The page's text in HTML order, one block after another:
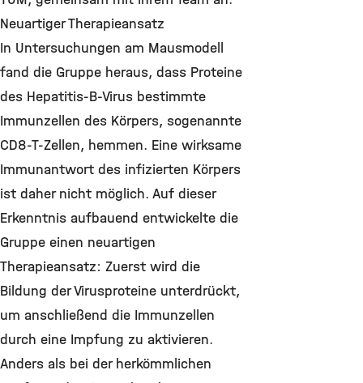
Neuartiger Therapieansatz
In Untersuchungen am Mausmodell
fand die Gruppe heraus, dass Proteine
des Hepatitis-B-Virus bestimmte
Immunzellen des Körpers, sogenannte
CD8-T-Zellen, hemmen. Eine wirksame
Immunantwort des infizierten Körpers
ist daher nicht möglich. Auf dieser
Erkenntnis aufbauend entwickelte die
Gruppe einen neuartigen
Therapieansatz: Zuerst wird die
Bildung der Virusproteine unterdrückt,
um anschließend die Immunzellen
durch eine Impfung zu aktivieren.
Anders als bei der herkömmlichen